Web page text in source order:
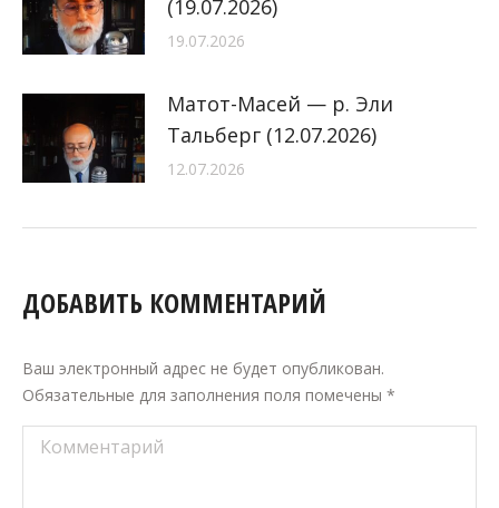
(19.07.2026)
19.07.2026
Матот-Масей — р. Эли
Тальберг (12.07.2026)
12.07.2026
ДОБАВИТЬ КОММЕНТАРИЙ
Ваш электронный адрес не будет опубликован.
Обязательные для заполнения поля помечены *
Комментарий